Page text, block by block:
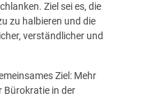
Ziel sei es, die
zu halbieren und die
verständlicher und
Ziel: Mehr
Bürokratie in der